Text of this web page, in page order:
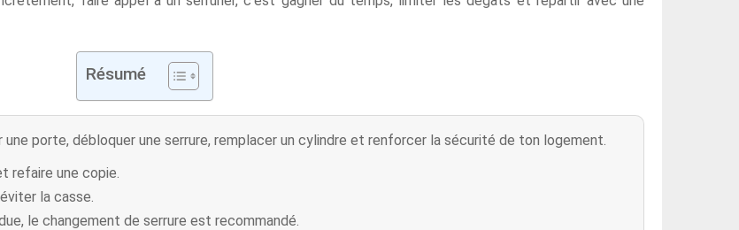
Résumé
une porte, débloquer une serrure, remplacer un cylindre et renforcer la sécurité de ton logement.
refaire une copie.
la casse.
le changement de serrure est recommandé.